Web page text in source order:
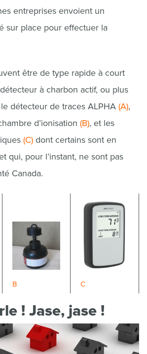
entreprises envoient un
sur place pour effectuer la
être de type rapide à court
à charbon actif, ou plus
détecteur de traces ALPHA (A),
d’ionisation (B), et les
(C) dont certains sont en
qui, pour l’instant, ne sont pas
Canada.
B C
! Jase, jase !